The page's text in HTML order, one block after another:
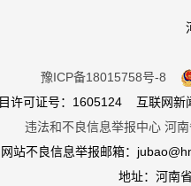
豫ICP备18015758号-8
许可证号：1605124 互联网新
违法和不良信息举报中心 河
网站不良信息举报邮箱：
地址：河南